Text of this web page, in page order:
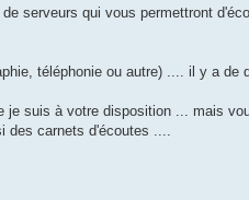
serveurs qui vous permettront
téléphonie ou autre) .... il y a
je suis à votre disposition ... mais
des carnets d'écoutes ....